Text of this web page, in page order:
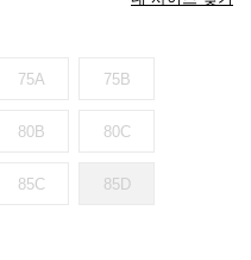
75A 75B
80B 80C
85C 85D